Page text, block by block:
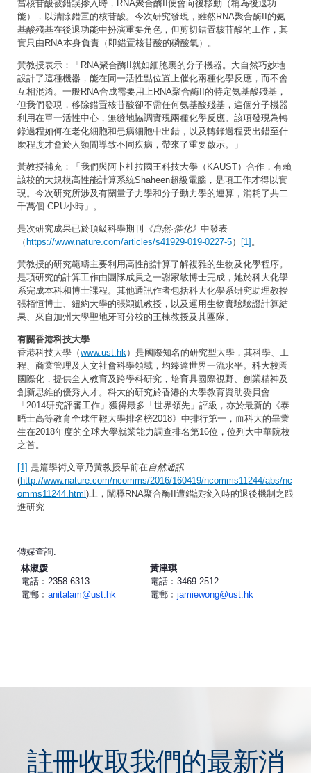
當核苷酸被錯誤摻入時，RNA聚合酶II便會向後移動（稱為後退功
能），以清除錯置的核苷酸。今次研究發現，雖然RNA聚合酶II的氨
基酸殘基在後退功能中扮演重要角色，但剪切錯置核苷酸的工作，其
實只由RNA本身負責（即錯置核苷酸的磷酸氧）。
黃教授表示：「RNA聚合酶II就如細胞裏的分子機器。大自然巧妙地
設計了這種機器，能在同一活性點位置上催化兩種化學反應，而不會
互相混淆。一般RNA合成需要用上RNA聚合酶II的特定氨基酸殘基，
但我們發現，移除錯置核苷酸卻不需任何氨基酸殘基，這個分子機器
利用在單一活性中心，無縫地協調實現兩種化學反應。該項發現為轉
錄過程如何在老化細胞和患病細胞中出錯，以及轉錄過程要出錯至什
麼程度才會於人類間導致不同疾病，帶來了重要啟示。」
黃教授補充：「我們與阿卜杜拉國王科技大學（KAUST）合作，有賴
該校的大規模高性能計算系統Shaheen超級電腦，是項工作才得以實
現。今次研究所涉及有關量子力學和分子動力學的運算，消耗了共二
千萬個 CPU小時」。
是次研究成果已於頂級科學期刊 《自然·催化》 中發表
（ https://www.nature.com/articles/s41929-019-0227-5） [1] 。
黃教授的研究範疇主要利用高性能計算了解複雜的生物及化學程序。
是項研究的計算工作由團隊成員之一謝家敏博士完成，她於科大化學
系完成本科和博士課程。其他通訊作者包括科大化學系研究助理教授
張栢恒博士、紐約大學的張穎凱教授，以及運用生物實驗驗證計算結
果、來自加州大學聖地牙哥分校的王棟教授及其團隊。
有關香港科技大學
香港科技大學（www.ust.hk）是國際知名的研究型大學，其科學、工
程、商業管理及人文社會科學領域，均臻達世界一流水平。科大校園
國際化，提供全人教育及跨學科研究，培育具國際視野、創業精神及
創新思維的優秀人才。科大的研究於香港的大學教育資助委員會
「2014研究評審工作」獲得最多「世界領先」評級，亦於最新的《泰
晤士高等教育全球年輕大學排名榜2018》中排行第一，而科大的畢業
生在2018年度的全球大學就業能力調查排名第16位，位列大中華院校
之首。
[1] 是篇學術文章乃黃教授早前在自然通訊
(http://www.nature.com/ncomms/2016/160419/ncomms11244/abs/nc
omms11244.html )上，闡釋RNA聚合酶II遭錯誤摻入時的退後機制之跟
進研究
傳媒查詢:
林淑媛
電話﹕2358 6313
電郵﹕ anitalam@ust.hk
黃津琪
電話﹕3469 2512
電郵﹕ jamiewong@ust.hk
註冊收取我們的最新消